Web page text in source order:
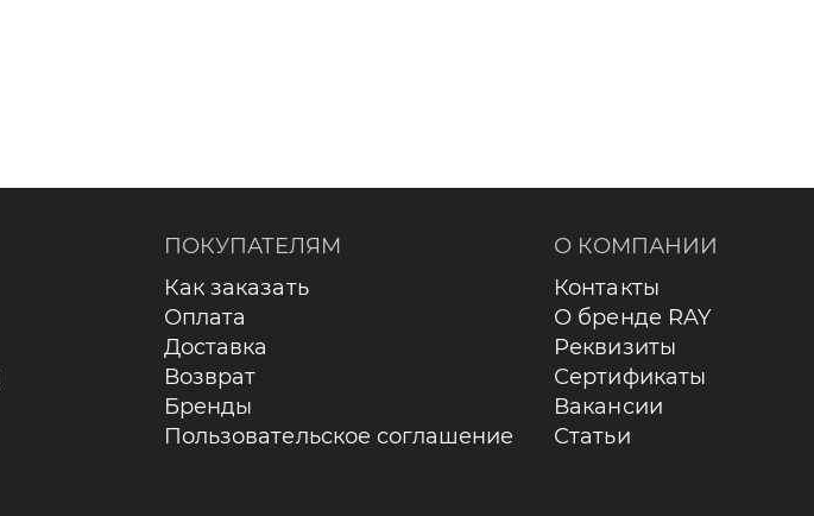
ПОКУПАТЕЛЯМ
Как заказать
Оплата
Доставка
Возврат
Бренды
Пользовательское соглашение
О КОМПАНИИ
Контакты
О бренде RAY
Реквизиты
Сертификаты
Вакансии
Статьи